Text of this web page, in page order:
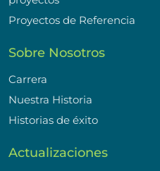
Proyectos de Referencia
Sobre Nosotros
Carrera
Nuestra Historia
Historias de éxito
Actualizaciones